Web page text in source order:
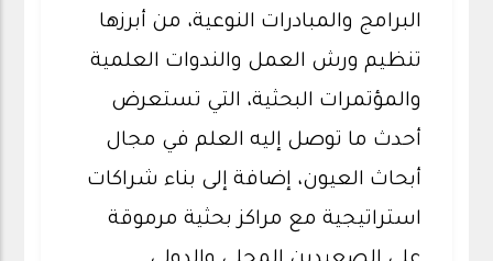
البرامج والمبادرات النوعية، من أبرزها
تنظيم ورش العمل والندوات العلمية
والمؤتمرات البحثية، التي تستعرض
أحدث ما توصل إليه العلم في مجال
أبحاث العيون، إضافة إلى بناء شراكات
استراتيجية مع مراكز بحثية مرموقة